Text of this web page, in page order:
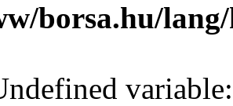
borsa.hu/